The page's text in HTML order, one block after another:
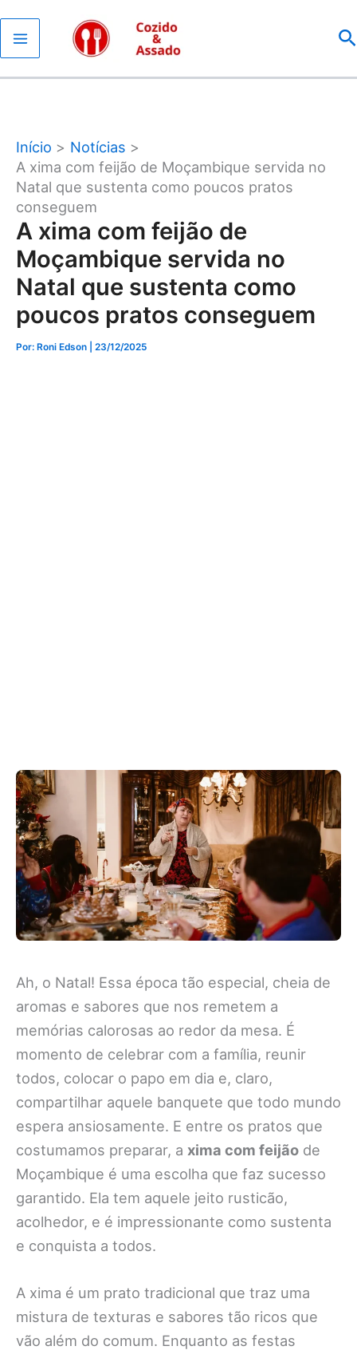
para
o
conteúdo
Início
Notícias
A xima com feijão de Moçambique servida no
Natal que sustenta como poucos pratos
conseguem
A xima com feijão de
Moçambique servida no
Natal que sustenta como
poucos pratos conseguem
Por: Roni Edson | 23/12/2025
Ah, o Natal! Essa época tão especial, cheia de
aromas e sabores que nos remetem a
memórias calorosas ao redor da mesa. É
momento de celebrar com a família, reunir
todos, colocar o papo em dia e, claro,
compartilhar aquele banquete que todo mundo
espera ansiosamente. E entre os pratos que
costumamos preparar, a xima com feijão de
Moçambique é uma escolha que faz sucesso
garantido. Ela tem aquele jeito rusticão,
acolhedor, e é impressionante como sustenta
e conquista a todos.
A xima é um prato tradicional que traz uma
mistura de texturas e sabores tão ricos que
vão além do comum. Enquanto as festas